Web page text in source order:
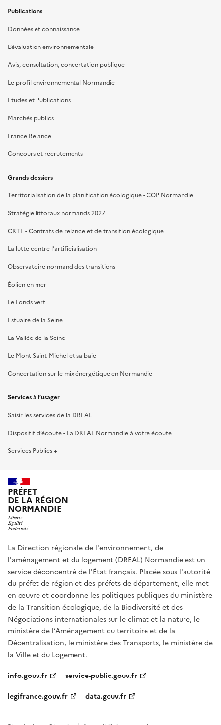
Publications
Données et connaissance
L’évaluation environnementale
Avis, consultation, concertation publique
Le profil environnemental Normandie
Études et Publications
Marchés publics
France Relance
Concours et recrutements
Grands dossiers
Territorialisation de la planification écologique - COP Normandie
Stratégie littoraux normands 2027
CRTE - Contrats de relance et de transition écologique
La lutte contre l’artificialisation
Observatoire normand des transitions
Éolien en mer
Le Fonds vert
Estuaire de la Seine
La Vallée de la Seine
Le Mont Saint-Michel et sa baie
Concertation sur le mix énergétique en Normandie
Services à l’usager
Saisir les services de la DREAL
Dispositif d’écoute - La DREAL Normandie à votre écoute
Services Publics +
PRÉFET
DE LA RÉGION
NORMANDIE
La Direction régionale de l'environnement, de
l'aménagement et du logement (DREAL) Normandie est un
service déconcentré de l'État français. Placée sous l'autorité
du préfet de région et des préfets de département, elle met
en œuvre et coordonne les politiques publiques du ministère
de la Transition écologique, de la Biodiversité et des
Négociations internationales sur le climat et la nature, le
ministère de l’Aménagement du territoire et de la
Décentralisation, le ministère des Transports, le ministère de
la Ville et du Logement.
info.gouv.fr
service-public.gouv.fr
legifrance.gouv.fr
data.gouv.fr